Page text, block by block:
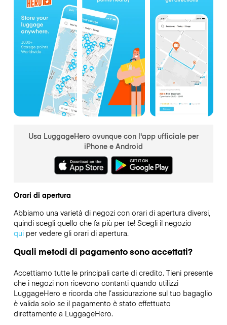
Usa LuggageHero ovunque con l'app ufficiale per
iPhone e Android
Orari di apertura
Abbiamo una varietà di negozi con orari di apertura diversi,
quindi scegli quello che fa più per te! Scegli il negozio
quiper vedere gli orari di apertura.
Quali metodi di pagamento sono accettati?
Accettiamo tutte le principali carte di credito. Tieni presente
che i negozi non ricevono contanti quando utilizzi
LuggageHero e ricorda che l’assicurazione sul tuo bagaglio
è valida solo se il pagamento è stato effettuato
direttamente a LuggageHero.